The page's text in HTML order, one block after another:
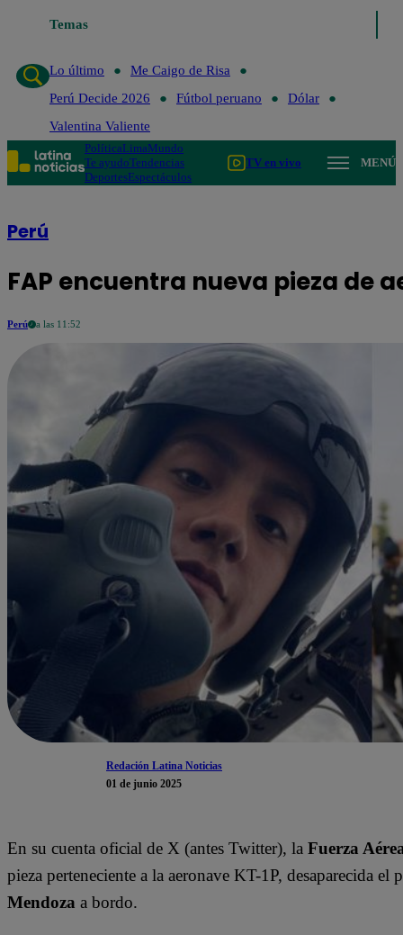
Temas
Lo último Me Caigo de Risa
Lo último
Me Caigo de Risa
Perú Decide 2026
Fútbol peruano
Dólar
Valentina Valiente
PolíticaLimaMundo
Te ayudoTendencias
DeportesEspectáculos
TV en vivo MENÚ
Perú
FAP encuentra nueva pieza de
Perú a las 11:52
Redación Latina Noticias
01 de junio 2025
En su cuenta oficial de X (antes Twitter), la Fuerza
pieza perteneciente a la aeronave KT-1P, desaparecida
Mendoza a bordo.